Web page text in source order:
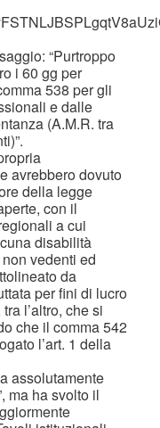
“Purtroppo
i 60 gg per
538 per gli
e dalle
(A.M.R. tra
avrebbero dovuto
della legge
con il
a cui
disabilità
vedenti ed
da
per fini di lucro
l’altro, che si
che il comma 542
l’art. 1 della
assolutamente
ma ha svolto il